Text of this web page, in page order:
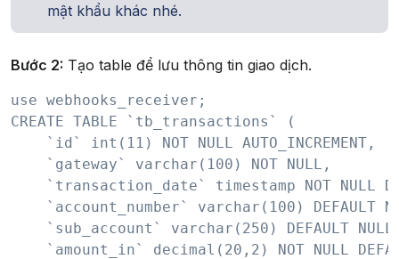
mật khẩu khác nhé.
Bước 2: Tạo table để lưu thông tin giao dịch.
use webhooks_receiver;
CREATE TABLE `tb_transactions` (
    `id` int(11) NOT NULL AUTO_INCREMENT,
    `gateway` varchar(100) NOT NULL,
`transaction_date` timestamp NOT NULL
`account_number` varchar(100) DEFAULT
`sub_account` varchar(250) DEFAULT
`amount_in` decimal(20,2) NOT NULL